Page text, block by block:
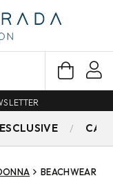
A 79€
BEACHWEAR